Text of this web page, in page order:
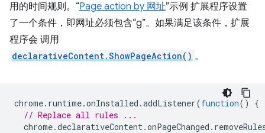
用的时间规则。“Page action by 网址”示例 扩展程序设置
了一个条件，即网址必须包含“g”。如果满足该条件，扩展
程序会 调用
declarativeContent.ShowPageAction() 。
chrome. runtime.onInstalled .addListener(function()
{
// Replace all rules ...
chrome.declarativeContent.onPageChanged .